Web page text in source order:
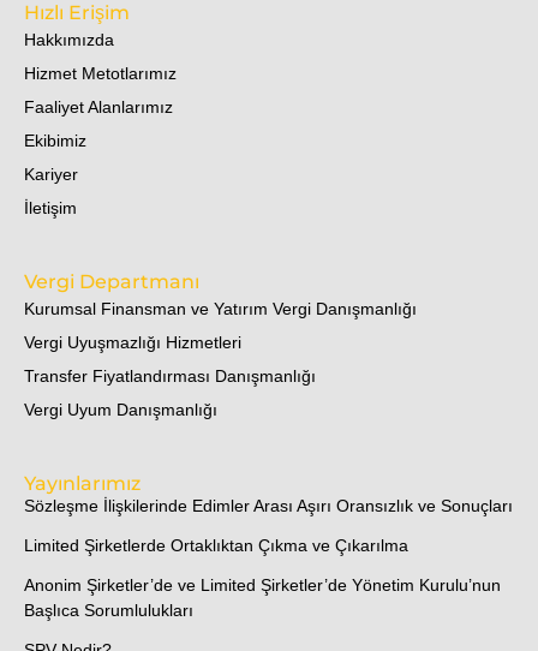
Hızlı Erişim
Hakkımızda
Hizmet Metotlarımız
Faaliyet Alanlarımız
Ekibimiz
Kariyer
İletişim
Vergi Departmanı
Kurumsal Finansman ve Yatırım Vergi Danışmanlığı
Vergi Uyuşmazlığı Hizmetleri
Transfer Fiyatlandırması Danışmanlığı
Vergi Uyum Danışmanlığı
Yayınlarımız
Sözleşme İlişkilerinde Edimler Arası Aşırı Oransızlık ve Sonuçları
Limited Şirketlerde Ortaklıktan Çıkma ve Çıkarılma
Anonim Şirketler’de ve Limited Şirketler’de Yönetim Kurulu’nun
Başlıca Sorumlulukları